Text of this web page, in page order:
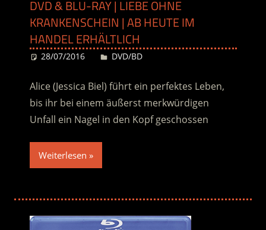
DVD & BLU-RAY | LIEBE OHNE
KRANKENSCHEIN | AB HEUTE IM
HANDEL ERHÄLTLICH
28/07/2016 Desiree
DVD/BD
Alice (Jessica Biel) führt ein perfektes Leben,
bis ihr bei einem äußerst merkwürdigen
Unfall ein Nagel in den Kopf geschossen
Weiterlesen